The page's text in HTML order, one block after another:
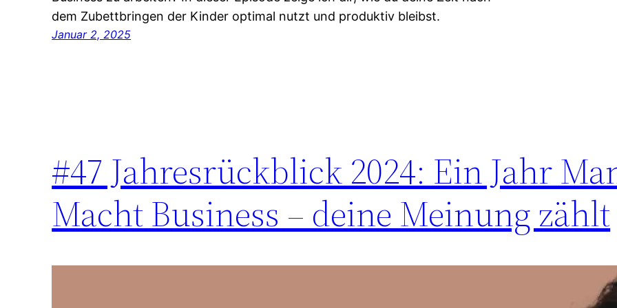
dem Zubettbringen der Kinder optimal nutzt und produktiv bleibst.
Januar 2, 2025
#47 Jahresrückblick 2024: Ein Jahr
Macht Business – deine Meinung zählt